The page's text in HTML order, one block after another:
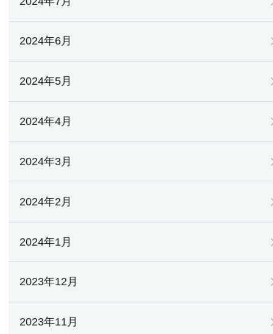
2024年6月
2024年5月
2024年4月
2024年3月
2024年2月
2024年1月
2023年12月
2023年11月